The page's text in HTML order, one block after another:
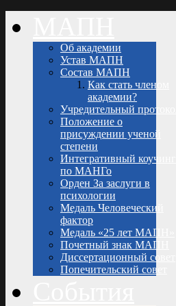
Об академии
Устав МАПН
Состав МАПН
Как стать членом
академии?
Учредительный протокол
Положение о
присуждении ученой
степени
Интегративный коучинг
по МАНГо
Орден За заслуги в
психологии
Медаль Человеческий
фактор
Медаль «25 лет МАПН»
Почетный знак МАПН
Диссертационный совет
Попечительский совет